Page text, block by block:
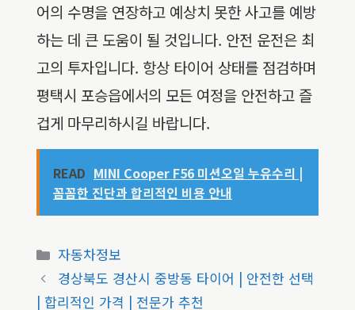
어의 수명을 연장하고 예상치 못한 사고를 예방
하는 데 큰 도움이 될 것입니다. 안전 운전은 최
고의 투자입니다. 항상 타이어 상태를 점검하며
평택시 포승읍에서의 모든 여정을 안전하고 즐
겁게 마무리하시길 바랍니다.
READ MINI Cooper F56 미션오일 누유수리 |
꼼꼼한 진단과 합리적인 비용 안내
카
테
고
자동차정보
경상북도 경산시 중방동 타이어 | 안전한 선택
| 합리적인 가격 | 전문가 추천